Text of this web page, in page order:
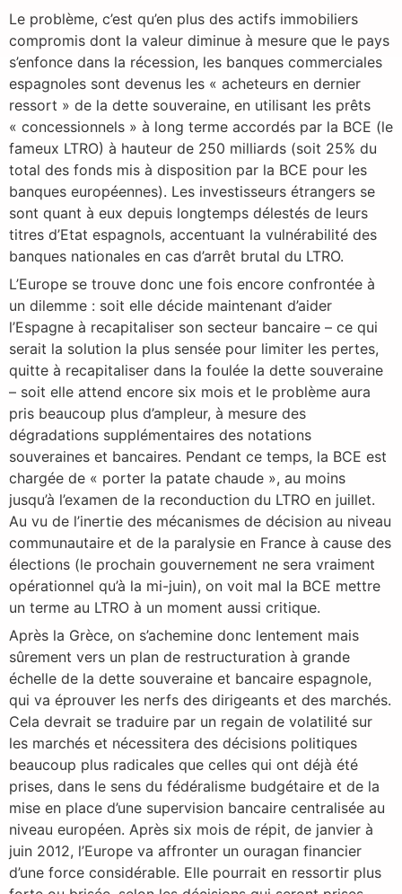
Le problème, c’est qu’en plus des actifs immobiliers
compromis dont la valeur diminue à mesure que le pays
s’enfonce dans la récession, les banques commerciales
espagnoles sont devenus les « acheteurs en dernier
ressort » de la dette souveraine, en utilisant les prêts
« concessionnels » à long terme accordés par la BCE (le
fameux LTRO) à hauteur de 250 milliards (soit 25% du
total des fonds mis à disposition par la BCE pour les
banques européennes). Les investisseurs étrangers se
sont quant à eux depuis longtemps délestés de leurs
titres d’Etat espagnols, accentuant la vulnérabilité des
banques nationales en cas d’arrêt brutal du LTRO.
L’Europe se trouve donc une fois encore confrontée à
un dilemme : soit elle décide maintenant d’aider
l’Espagne à recapitaliser son secteur bancaire – ce qui
serait la solution la plus sensée pour limiter les pertes,
quitte à recapitaliser dans la foulée la dette souveraine
– soit elle attend encore six mois et le problème aura
pris beaucoup plus d’ampleur, à mesure des
dégradations supplémentaires des notations
souveraines et bancaires. Pendant ce temps, la BCE est
chargée de « porter la patate chaude », au moins
jusqu’à l’examen de la reconduction du LTRO en juillet.
Au vu de l’inertie des mécanismes de décision au niveau
communautaire et de la paralysie en France à cause des
élections (le prochain gouvernement ne sera vraiment
opérationnel qu’à la mi-juin), on voit mal la BCE mettre
un terme au LTRO à un moment aussi critique.
Après la Grèce, on s’achemine donc lentement mais
sûrement vers un plan de restructuration à grande
échelle de la dette souveraine et bancaire espagnole,
qui va éprouver les nerfs des dirigeants et des marchés.
Cela devrait se traduire par un regain de volatilité sur
les marchés et nécessitera des décisions politiques
beaucoup plus radicales que celles qui ont déjà été
prises, dans le sens du fédéralisme budgétaire et de la
mise en place d’une supervision bancaire centralisée au
niveau européen. Après six mois de répit, de janvier à
juin 2012, l’Europe va affronter un ouragan financier
d’une force considérable. Elle pourrait en ressortir plus